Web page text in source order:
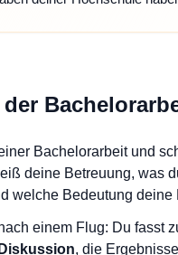
Bachelorarbeit und
deine Betreuung, was
welche Bedeutung deine
einem Flug: Du fasst
Diskussion, die